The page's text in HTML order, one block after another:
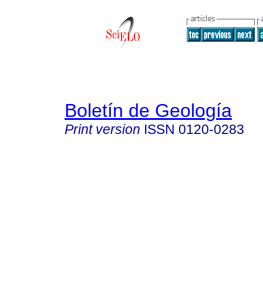
Boletín de Geología
Print version ISSN 0120-0283